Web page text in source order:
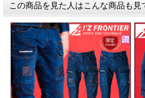
この商品を見た人はこんな商品も見